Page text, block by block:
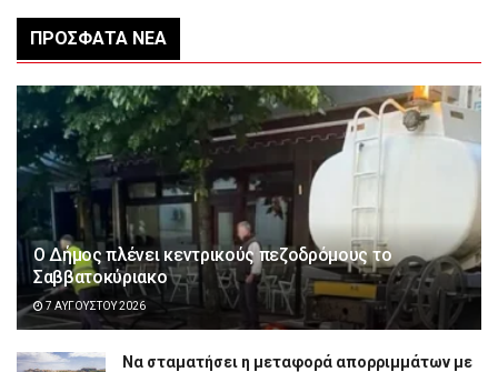
ΠΡΌΣΦΑΤΑ ΝΈΑ
Ο Δήμος πλένει κεντρικούς πεζοδρόμους το
Σαββατοκύριακο
7 ΑΥΓΟΎΣΤΟΥ 2026
Να σταματήσει η μεταφορά απορριμμάτων με